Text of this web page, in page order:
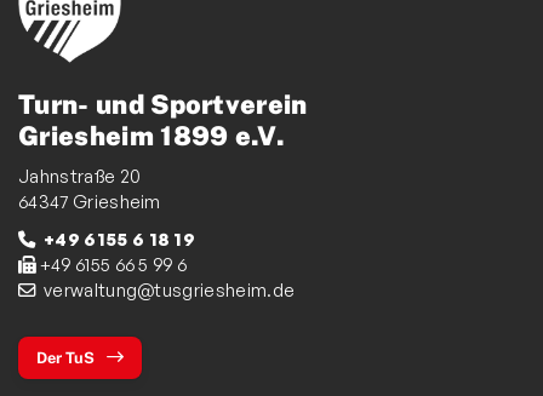
Turn- und Sportverein
Griesheim 1899 e.V.
Jahnstraße 20
64347 Griesheim
+49 6155 6 18 19
+49 6155 66 5 99 6
verwaltung@tusgriesheim.de
Der TuS